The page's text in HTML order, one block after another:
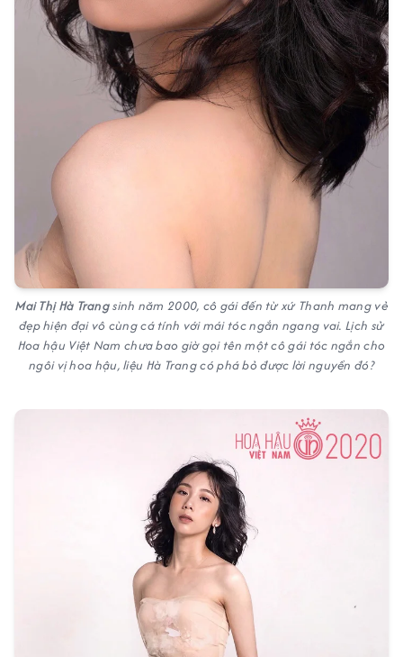
Mai Thị Hà Trangsinh năm 2000, cô gái đến từ xứ Thanh mang vẻ
đẹp hiện đại vô cùng cá tính với mái tóc ngắn ngang vai. Lịch sử
Hoa hậu Việt Nam chưa bao giờ gọi tên một cô gái tóc ngắn cho
ngôi vị hoa hậu, liệu Hà Trang có phá bỏ được lời nguyền đó?